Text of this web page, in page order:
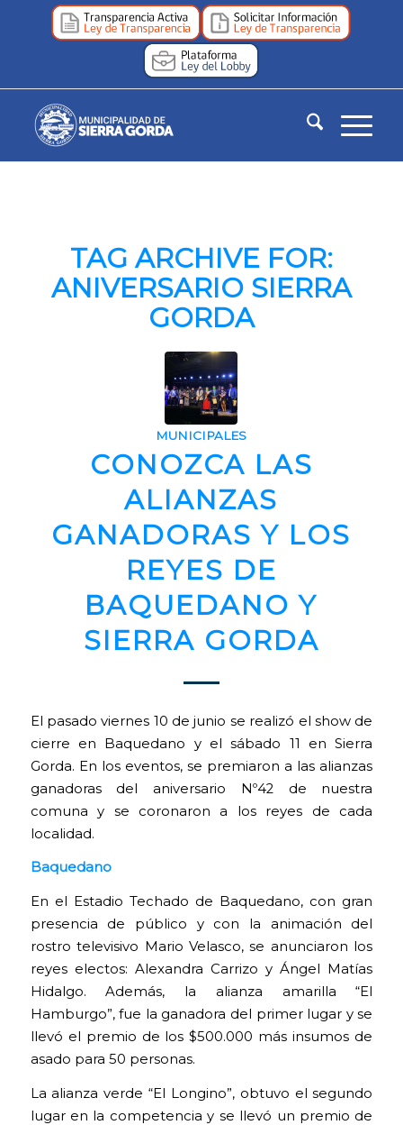
TAG ARCHIVE FOR:
ANIVERSARIO SIERRA
GORDA
MUNICIPALES
CONOZCA LAS
ALIANZAS
GANADORAS Y LOS
REYES DE
BAQUEDANO Y
SIERRA GORDA
El pasado viernes 10 de junio se realizó el show de
cierre en Baquedano y el sábado 11 en Sierra
Gorda. En los eventos, se premiaron a las alianzas
ganadoras del aniversario Nº42 de nuestra
comuna y se coronaron a los reyes de cada
localidad.
Baquedano
En el Estadio Techado de Baquedano, con gran
presencia de público y con la animación del
rostro televisivo Mario Velasco, se anunciaron los
reyes electos: Alexandra Carrizo y Ángel Matías
Hidalgo. Además, la alianza amarilla “El
Hamburgo”, fue la ganadora del primer lugar y se
llevó el premio de los $500.000 más insumos de
asado para 50 personas.
La alianza verde “El Longino”, obtuvo el segundo
lugar en la competencia y se llevó un premio de